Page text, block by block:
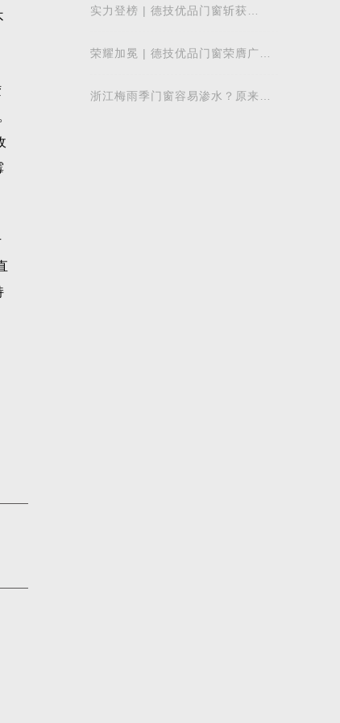
实力登榜 | 德技优品门窗斩获
以中国智造赋
荣耀加冕 | 德技优品门窗荣膺广东
少军董事
浙江梅雨季门窗容易渗水？原来差